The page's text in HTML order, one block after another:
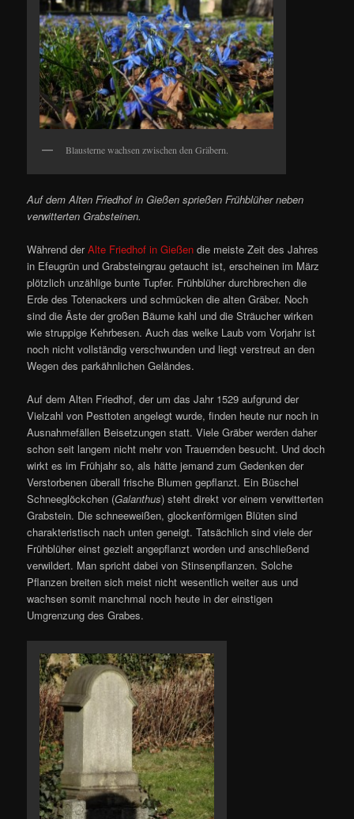
Blausterne wachsen zwischen den Gräbern.
Auf dem Alten Friedhof in Gießen sprießen Frühblüher neben
verwitterten Grabsteinen.
Während derAlte Friedhof in Gießen die meiste Zeit des Jahres
in Efeugrün und Grabsteingrau getaucht ist, erscheinen im März
plötzlich unzählige bunte Tupfer. Frühblüher durchbrechen die
Erde des Totenackers und schmücken die alten Gräber. Noch
sind die Äste der großen Bäume kahl und die Sträucher wirken
wie struppige Kehrbesen. Auch das welke Laub vom Vorjahr ist
noch nicht vollständig verschwunden und liegt verstreut an den
Wegen des parkähnlichen Geländes.
Auf dem Alten Friedhof, der um das Jahr 1529 aufgrund der
Vielzahl von Pesttoten angelegt wurde, finden heute nur noch in
Ausnahmefällen Beisetzungen statt. Viele Gräber werden daher
schon seit langem nicht mehr von Trauernden besucht. Und doch
wirkt es im Frühjahr so, als hätte jemand zum Gedenken der
Verstorbenen überall frische Blumen gepflanzt. Ein Büschel
Schneeglöckchen (Galanthus) steht direkt vor einem verwitterten
Grabstein. Die schneeweißen, glockenförmigen Blüten sind
charakteristisch nach unten geneigt. Tatsächlich sind viele der
Frühblüher einst gezielt angepflanzt worden und anschließend
verwildert. Man spricht dabei von Stinsenpflanzen. Solche
Pflanzen breiten sich meist nicht wesentlich weiter aus und
wachsen somit manchmal noch heute in der einstigen
Umgrenzung des Grabes.